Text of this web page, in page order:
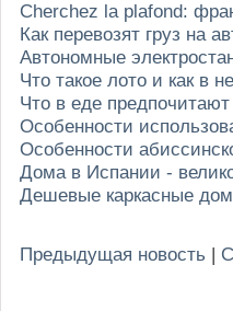
Cherchez la plafond:
Как перевозят груз на
Автономные
Что такое лото и как в
Что в еде
Особенности
Особенности
Дома в Испании -
Дешевые каркасные
Предыдущая новость |